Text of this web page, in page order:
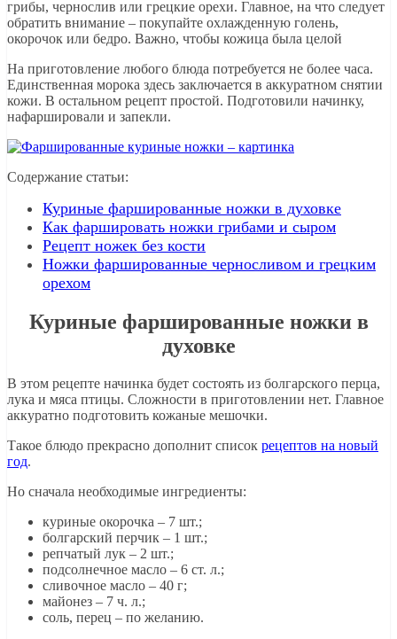
грибы, чернослив или грецкие орехи. Главное, на что следует
обратить внимание – покупайте охлажденную голень,
окорочок или бедро. Важно, чтобы кожица была целой
На приготовление любого блюда потребуется не более часа.
Единственная морока здесь заключается в аккуратном снятии
кожи. В остальном рецепт простой. Подготовили начинку,
нафаршировали и запекли.
Содержание статьи:
Куриные фаршированные ножки в духовке
Как фаршировать ножки грибами и сыром
Рецепт ножек без кости
Ножки фаршированные черносливом и грецким
орехом
Куриные фаршированные ножки в
духовке
В этом рецепте начинка будет состоять из болгарского перца,
лука и мяса птицы. Сложности в приготовлении нет. Главное
аккуратно подготовить кожаные мешочки.
Такое блюдо прекрасно дополнит список рецептов на новый
год.
Но сначала необходимые ингредиенты:
куриные окорочка – 7 шт.;
болгарский перчик – 1 шт.;
репчатый лук – 2 шт.;
подсолнечное масло – 6 ст. л.;
сливочное масло – 40 г;
майонез – 7 ч. л.;
соль, перец – по желанию.